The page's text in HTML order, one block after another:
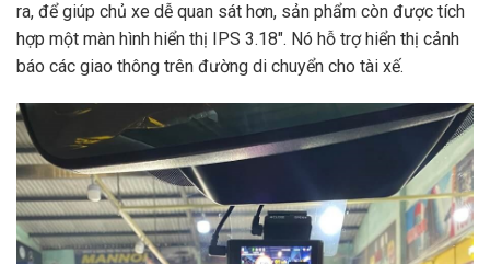
ra, để giúp chủ xe dễ quan sát hơn, sản phẩm còn được tích
hợp một màn hình hiển thị IPS 3.18″. Nó hỗ trợ hiển thị cảnh
báo các giao thông trên đường di chuyển cho tài xế.